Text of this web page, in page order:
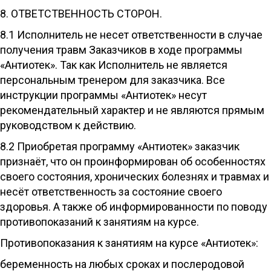
8. ОТВЕТСТВЕННОСТЬ СТОРОН.
8.1 Исполнитель не несет ответственности в случае
получения травм Заказчиков в ходе программы
«Антиотек». Так как Исполнитель не является
персональным тренером для заказчика. Все
инструкции программы «Антиотек» несут
рекомендательный характер и не являются прямым
руководством к действию.
8.2 Приобретая программу «Антиотек» заказчик
признаёт, что он проинформирован об особенностях
своего состояния, хронических болезнях и травмах и
несёт ответственность за состояние своего
здоровья. А также об информированности по поводу
противопоказаний к занятиям на курсе.
Противопоказания к занятиям на курсе «Антиотек»:
беременность на любых сроках и послеродовой